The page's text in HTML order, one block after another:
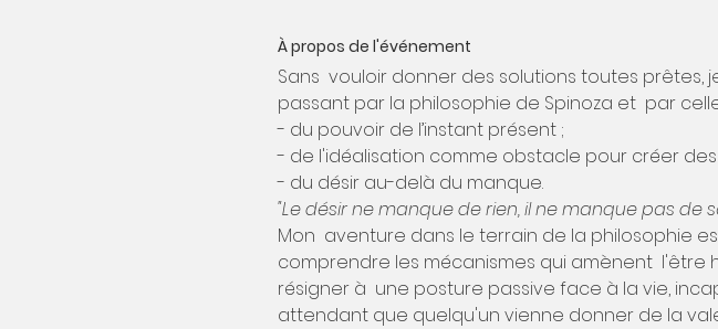
À propos de l'événement
Sans  vouloir donner des solutions toutes
passant par la philosophie de Spinoza et  par
- du pouvoir de l’instant présent ;
- de l'idéalisation comme obstacle pour créer
- du désir au-delà du manque.
"Le désir ne manque de rien, il ne manque pas de
Mon  aventure dans le terrain de la philosophie
comprendre les mécanismes qui amènent
résigner à  une posture passive face à la vie,
attendant que quelqu'un vienne donner de la